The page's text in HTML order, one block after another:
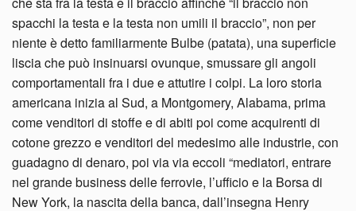
spacchi la testa e la testa non umili il braccio”, non per
niente è detto familiarmente Bulbe (patata), una superficie
liscia che può insinuarsi ovunque, smussare gli angoli
comportamentali fra i due e attutire i colpi. La loro storia
americana inizia al Sud, a Montgomery, Alabama, prima
come venditori di stoffe e di abiti poi come acquirenti di
cotone grezzo e venditori del medesimo alle industrie, con
guadagno di denaro, poi via via eccoli “mediatori, entrare
nel grande business delle ferrovie, l’ufficio e la Borsa di
New York, la nascita della banca, dall’insegna Henry